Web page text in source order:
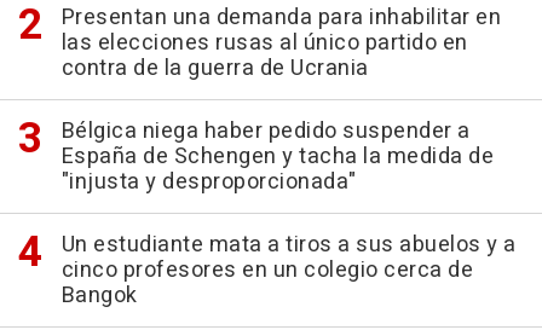
Presentan una demanda para inhabilitar en
las elecciones rusas al único partido en
contra de la guerra de Ucrania
Bélgica niega haber pedido suspender a
España de Schengen y tacha la medida de
"injusta y desproporcionada"
Un estudiante mata a tiros a sus abuelos y a
cinco profesores en un colegio cerca de
Bangok